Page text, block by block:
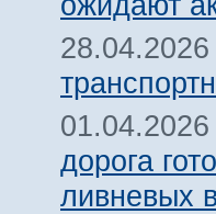
дорога
ливневых